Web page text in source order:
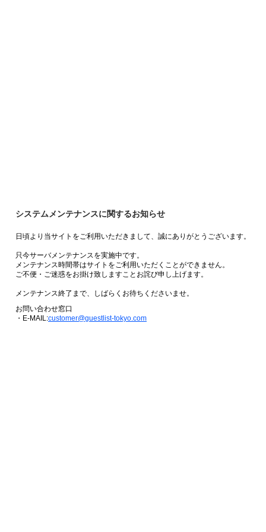
システムメンテナンスに関するお知らせ
日頃より当サイトをご利用いただきまして、誠にありがとうございます。
只今サーバメンテナンスを実施中です。
メンテナンス時間帯はサイトをご利用いただくことができません。
ご不便・ご迷惑をお掛け致しますことお詫び申し上げます。
メンテナンス終了まで、しばらくお待ちくださいませ。
お問い合わせ窓口
・E-MAIL:customer@guestlist-tokyo.com